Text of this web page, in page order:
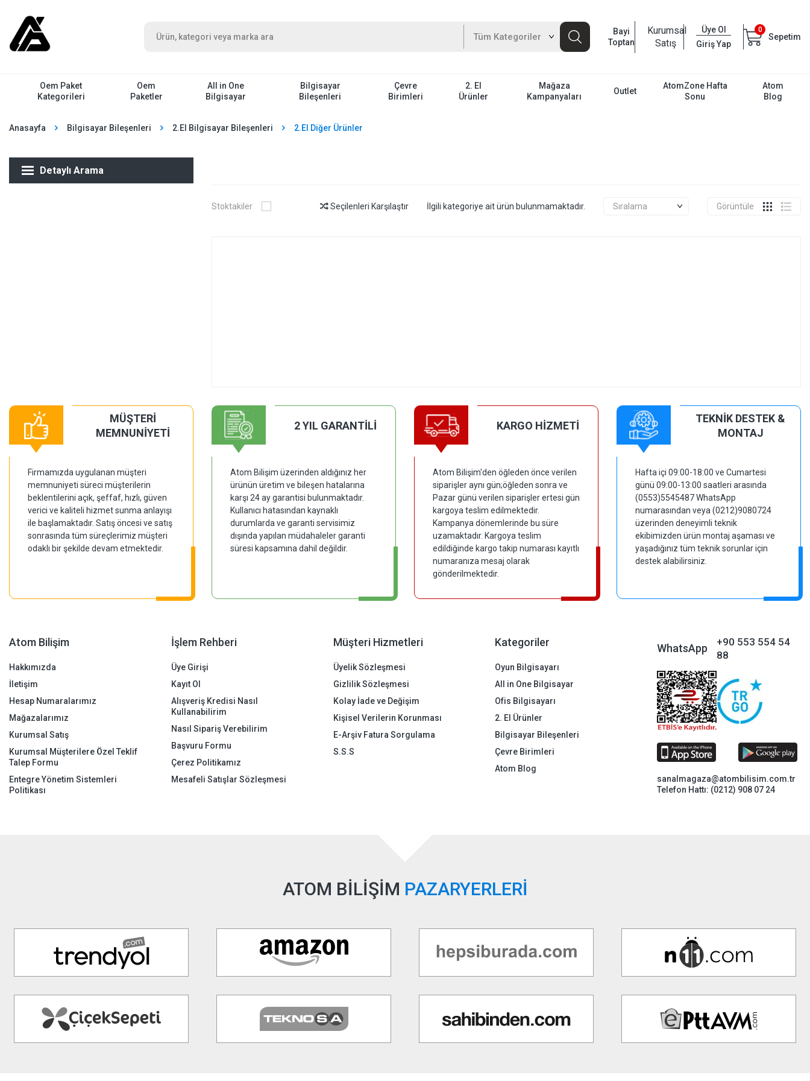
Bayi
Toptan
Kurumsal
Satış
Üye Ol
Giriş Yap
0
Sepetim
Oem Paket
Kategorileri
Oem
Paketler
All in One
Bilgisayar
Bilgisayar
Bileşenleri
Çevre
Birimleri
2. El
Ürünler
Mağaza
Kampanyaları
Outlet
AtomZone Hafta
Sonu
Atom
Blog
Anasayfa Bilgisayar Bileşenleri 2.El Bilgisayar Bileşenleri 2.El Diğer Ürünler
Detaylı Arama
Stoktakiler Seçilenleri Karşılaştır İlgili kategoriye ait ürün bulunmamaktadır. Görüntüle
MÜŞTERİ
MEMNUNİYETİ
Firmamızda uygulanan müşteri
memnuniyeti süreci müşterilerin
beklentilerini açık, şeffaf, hızlı, güven
verici ve kaliteli hizmet sunma anlayışı
ile başlamaktadır. Satış öncesi ve satış
sonrasında tüm süreçlerimiz müşteri
odaklı bir şekilde devam etmektedir.
2 YIL GARANTİLİ
Atom Bilişim üzerinden aldığınız her
ürünün üretim ve bileşen hatalarına
karşı 24 ay garantisi bulunmaktadır.
Kullanıcı hatasından kaynaklı
durumlarda ve garanti servisimiz
dışında yapılan müdahaleler garanti
süresi kapsamına dahil değildir.
KARGO HİZMETİ
Atom Bilişim'den öğleden önce verilen
siparişler aynı gün;öğleden sonra ve
Pazar günü verilen siparişler ertesi gün
kargoya teslim edilmektedir.
Kampanya dönemlerinde bu süre
uzamaktadır. Kargoya teslim
edildiğinde kargo takip numarası kayıtlı
numaranıza mesaj olarak
gönderilmektedir.
TEKNİK DESTEK &
MONTAJ
Hafta içi 09:00-18:00 ve Cumartesi
günü 09:00-13:00 saatleri arasında
(0553)5545487 WhatsApp
numarasından veya (0212)9080724
üzerinden deneyimli teknik
ekibimizden ürün montaj aşaması ve
yaşadığınız tüm teknik sorunlar için
destek alabilirsiniz.
Atom Bilişim
Hakkımızda
İletişim
Hesap Numaralarımız
Mağazalarımız
Kurumsal Satış
Kurumsal Müşterilere Özel Teklif
Talep Formu
Entegre Yönetim Sistemleri
Politikası
İşlem Rehberi
Üye Girişi
Kayıt Ol
Alışveriş Kredisi Nasıl
Kullanabilirim
Nasıl Sipariş Verebilirim
Başvuru Formu
Çerez Politikamız
Mesafeli Satışlar Sözleşmesi
Müşteri Hizmetleri
Üyelik Sözleşmesi
Gizlilik Sözleşmesi
Kolay İade ve Değişim
Kişisel Verilerin Korunması
E-Arşiv Fatura Sorgulama
S.S.S
Kategoriler
Oyun Bilgisayarı
All in One Bilgisayar
Ofis Bilgisayarı
2. El Ürünler
Bilgisayar Bileşenleri
Çevre Birimleri
Atom Blog
WhatsApp
+90 553 554 54
88
sanalmagaza@atombilisim.com.tr
Telefon Hattı: (0212) 908 07 24
ATOM BİLİŞİM PAZARYERLERİ